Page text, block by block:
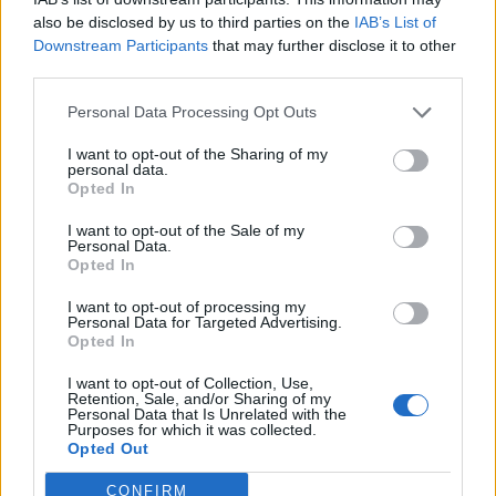
also be disclosed by us to third parties on the IAB’s List of
Downstream Participants that may further disclose it to other
Personal Data Processing Opt Outs
I want to opt-out of the Sharing of my
personal data.
Opted In
I want to opt-out of the Sale of my
Personal Data.
Opted In
I want to opt-out of processing my
Personal Data for Targeted Advertising.
Opted In
I want to opt-out of Collection, Use,
Retention, Sale, and/or Sharing of my
Personal Data that Is Unrelated with the
Purposes for which it was collected.
Opted Out
CONFIRM
Det är min starka förhoppning att de flesta av
oss kan vara överens om att extremhögern,
Varför i hela friden väljer då vissa offentliga
exempel är Guldtands podcast.
KULTURSÖNDAG - BOKTIPS
Shantaram – boken